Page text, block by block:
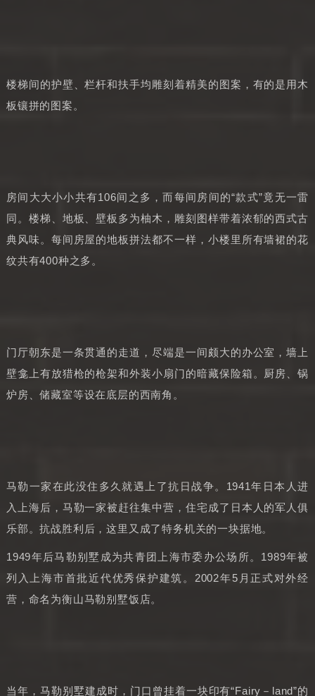
楼梯间的护壁、栏杆和扶手均雕刻着精美的图案，有的是用木
板镶拼的图案。
房间大大小小共有106间之多，而每间房间的“款式”竟无一雷
同。楼梯、地板、壁板多为柚木，雕刻图样带着浓郁的西式古
典风味。每间房屋的地板拼法都不一样，小楼里所有墙裙的花
纹共有400种之多。
门厅朝东是一条贯通的走道，尽端是一间颇大的办公室，墙上
壁龛上有放猎枪的枪架和外装小扇门的暗藏保险箱。厨房、锅
炉房、储藏室等设在底层的西南角。
马勒一家在此没住多久就遇上了抗日战争。1941年日本人进
入上海后，马勒一家被赶往集中营，住宅成了日本人的军人俱
乐部。抗战胜利后，这里又成了特务机关的一块据地。
1949年后马勒别墅成为共青团上海市委办公场所。1989年被
列入上海市首批近代优秀保护建筑。2002年5月正式对外经
营，命名为衡山马勒别墅饭店。
当年，马勒别墅建成时，门口曾挂着一块印有“Fairy－land”的